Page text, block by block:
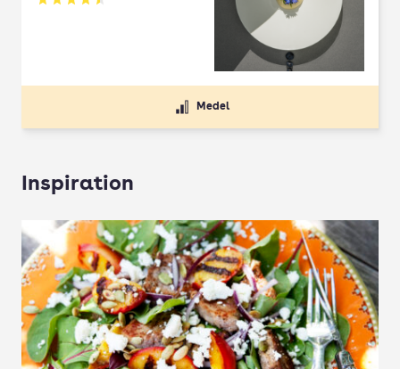
Betyg: 4.5 av 5
Medel
Inspiration